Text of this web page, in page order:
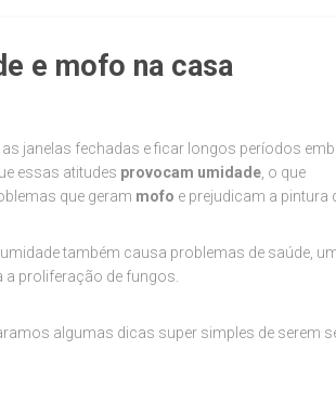
e mofo na casa
janelas fechadas e ficar longos períodos
essas atitudes provocam umidade , o que
que geram mofo e prejudicam a pintura
também causa problemas de saúde,
proliferação de fungos.
algumas dicas super simples de serem